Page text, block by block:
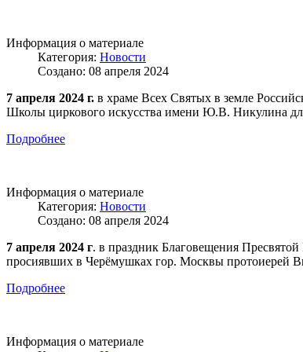
Информация о материале
Категория: Новости
Создано: 08 апреля 2024
7 апреля 2024 г. в храме Всех Святых в земле
Школы циркового искусства имени Ю.В. Никулина
Подробнее
Информация о материале
Категория: Новости
Создано: 08 апреля 2024
7 апреля 2024 г. в праздник Благовещения
просиявших в Черёмушках гор. Москвы протоиерей
Подробнее
Информация о материале